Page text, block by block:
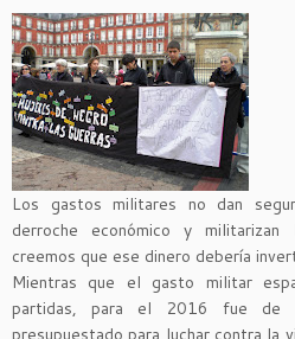
Los gastos militares no dan
derroche económico y
creemos que ese dinero debería
Mientras que el gasto militar
partidas, para el 2016 fue de
presupuestado para luchar contra la